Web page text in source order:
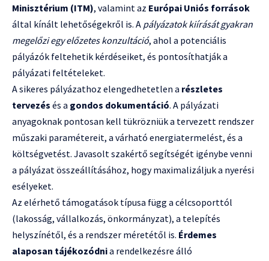
Minisztérium (ITM), valamint az Európai Uniós források
által kínált lehetőségekről is. A pályázatok kiírását gyakran
megelőzi egy előzetes konzultáció, ahol a potenciális
pályázók feltehetik kérdéseiket, és pontosíthatják a
pályázati feltételeket.
A sikeres pályázathoz elengedhetetlen a részletes
tervezés és a gondos dokumentáció. A pályázati
anyagoknak pontosan kell tükrözniük a tervezett rendszer
műszaki paramétereit, a várható energiatermelést, és a
költségvetést. Javasolt szakértő segítségét igénybe venni
a pályázat összeállításához, hogy maximalizáljuk a nyerési
esélyeket.
Az elérhető támogatások típusa függ a célcsoporttól
(lakosság, vállalkozás, önkormányzat), a telepítés
helyszínétől, és a rendszer méretétől is. Érdemes
alaposan tájékozódnia rendelkezésre álló